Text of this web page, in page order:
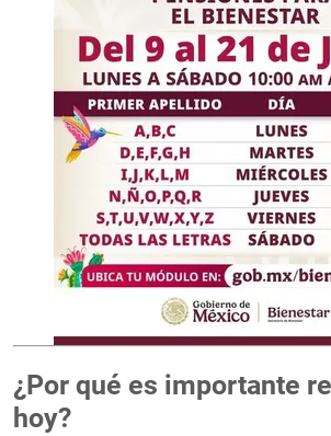
¿Por qué es importante
hoy?